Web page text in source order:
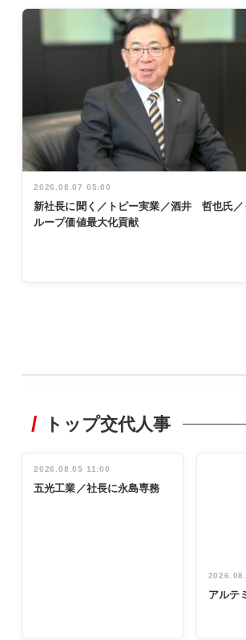
2026.08.07 05:00
新社長に聞く／トピー実業／酒井 哲也氏／
ループ価値最大化貢献
非鉄業界で
管理職編
インタビュ
ー／社内ア
INTERVIEW
トップ交代人事
2026.08.05 11:00
五光工業／社長に永島専務
アルテ